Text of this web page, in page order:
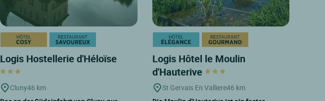
Logis Hostellerie d'Héloïse
Cluny46 km
Logis Hôtel le Moulin
d'Hauterive
St Gervais En Valliere46 km